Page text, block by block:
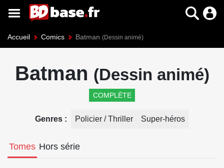
Accueil Comics Batman (Dessin animé)
Batman (Dessin animé)
COMPLÈTE
Genres Policier / Thriller Super-héros
Tomes Hors série